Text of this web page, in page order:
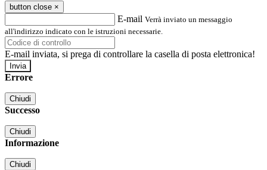
button close ×
E-mail Verrà inviato un messaggio
all'indirizzo indicato con le istruzioni necessarie.
E-mail inviata, si prega di controllare la casella di posta elettronica!
Errore
Chiudi
Successo
Chiudi
Informazione
Chiudi